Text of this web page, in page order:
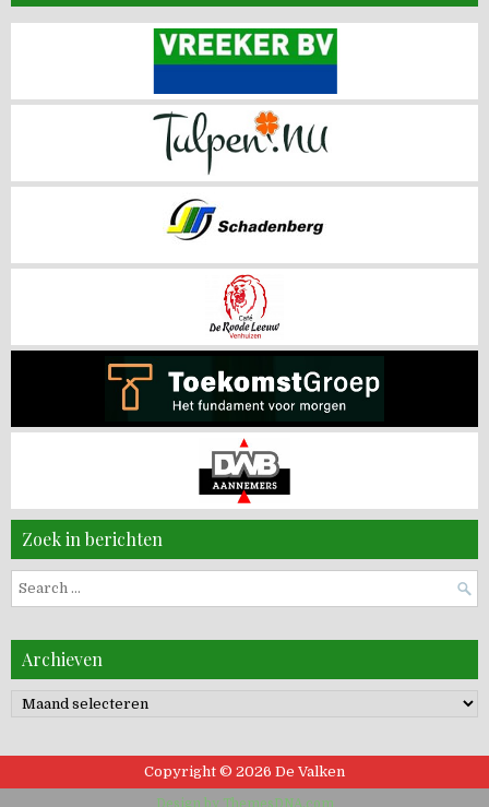
Zoek in berichten
Search
for:
Archieven
Archieven
Copyright © 2026 De Valken